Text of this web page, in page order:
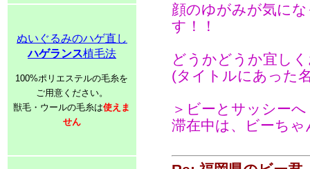
ぬいぐるみのハゲ直し
ハゲランス植毛法
100%ポリエステルの毛糸を
ご用意ください。
獣毛・ウールの毛糸は使えま
せん
顔のゆがみが気に
す！！
どうかどうか宜し
(タイトルにあった
＞ビーとサッシーへ
滞在中は、ビーち